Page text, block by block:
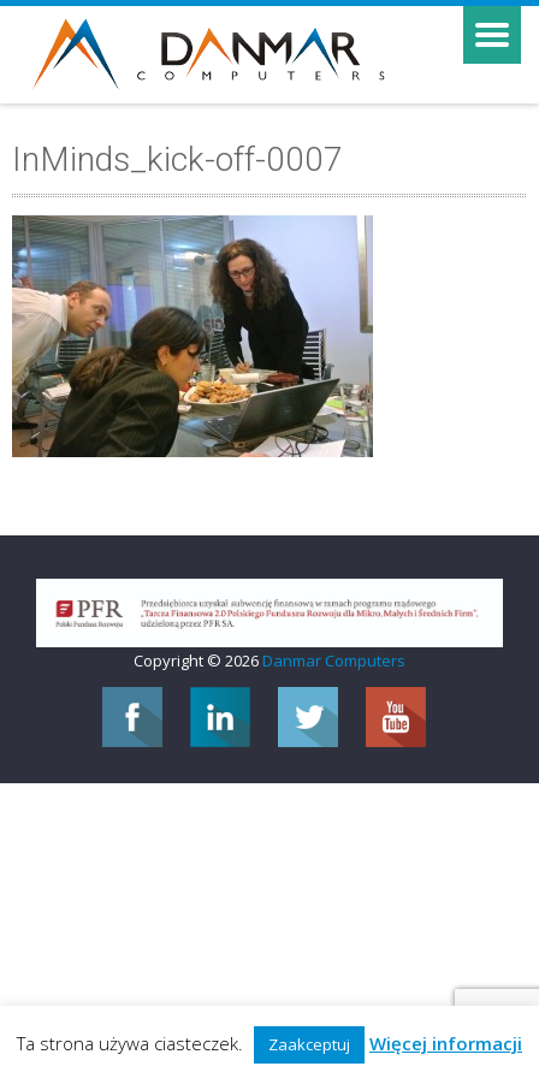
InMinds_kick-off-0007
Copyright © 2026 Danmar Computers
Ta strona używa ciasteczek. Zaakceptuj Więcej informacji